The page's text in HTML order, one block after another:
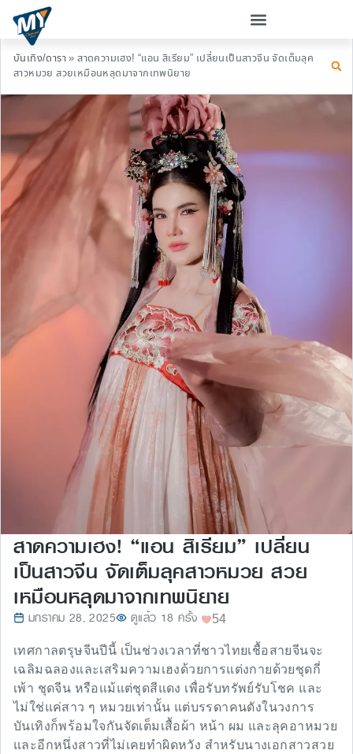
บันเทิง/ดารา»สาดความเฮง! “แอน สิเรียม” เปลี่ยนเป็นสาวจีน จัดเต็มลุค
สาวหมวย สวยเหมือนหลุดมาจากเทพนิยาย
สาดความเฮง! “แอน สิเรียม” เปลี่ยน
เป็นสาวจีน จัดเต็มลุคสาวหมวย สวย
เหมือนหลุดมาจากเทพนิยาย
มกราคม 28, 2025 ดูแล้ว 18 ครั้ง 54
เทศกาลตรุษจีนปีนี้ เป็นช่วงเวลาที่ชาวไทยเชื้อสายจีนจะ
เฉลิมฉลองและเสริมความเฮงด้วยการแต่งกายด้วยชุดกี่
เพ้า ชุดจีน หรือแม้แต่ชุดสีแดง เพื่อรับทรัพย์รับโชค และ
ไม่ใช่แค่สาว ๆ หมวยเท่านั้น แต่บรรดาคนดังในวงการ
บันเทิงก็พร้อมใจกันจัดเต็มเสื้อผ้า หน้า ผม และลุคอาหมวย
และอีกหนึ่งสาวที่ไม่เคยทำผิดหวัง สำหรับนางเอกสาวสวย